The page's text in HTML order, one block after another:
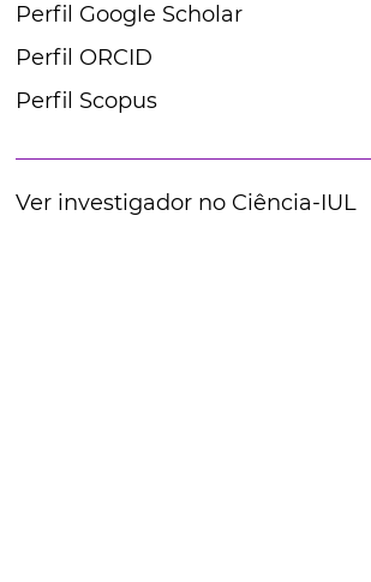
Perfil Google Scholar
Perfil ORCID
Perfil Scopus
Ver investigador no Ciência-IUL